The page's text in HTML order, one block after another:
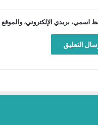
اسمي، بريدي الإلكتروني،